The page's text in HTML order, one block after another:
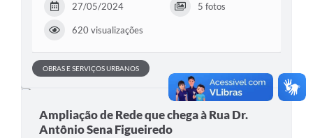
27/05/2024 5 fotos
620 visualizações
OBRAS E SERVIÇOS URBANOS
Ampliação de Rede que chega à Rua Dr.
Antônio Sena Figueiredo